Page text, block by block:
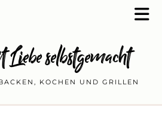
selbstgemacht
KOCHEN UND GRILLEN